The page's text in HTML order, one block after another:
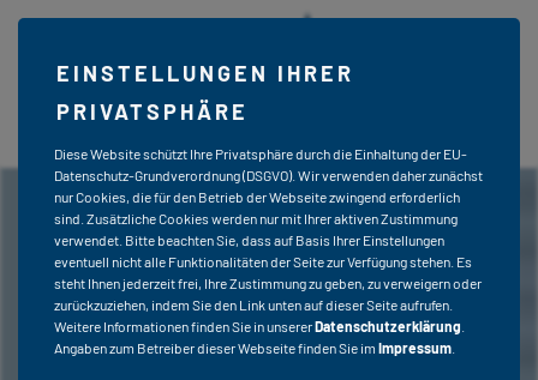
EINSTELLUNGEN IHRER
PRIVATSPHÄRE
Diese Website schützt Ihre Privatsphäre durch die Einhaltung der EU-
Datenschutz-Grundverordnung (DSGVO). Wir verwenden daher zunächst
nur Cookies, die für den Betrieb der Webseite zwingend erforderlich
sind. Zusätzliche Cookies werden nur mit Ihrer aktiven Zustimmung
verwendet. Bitte beachten Sie, dass auf Basis Ihrer Einstellungen
eventuell nicht alle Funktionalitäten der Seite zur Verfügung stehen. Es
steht Ihnen jederzeit frei, Ihre Zustimmung zu geben, zu verweigern oder
zurückzuziehen, indem Sie den Link unten auf dieser Seite aufrufen.
Weitere Informationen finden Sie in unsererDatenschutzerklärung
Angaben zum Betreiber dieser Webseite finden Sie im Impressum